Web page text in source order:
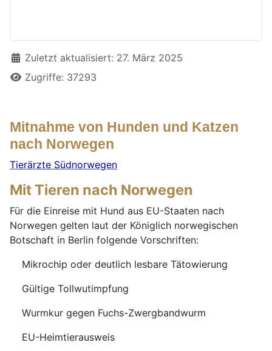
DetailsZuletzt aktualisiert: 27. März 2025
Zugriffe: 37293
Mitnahme von Hunden und Katzen
nach Norwegen
Tierärzte Südnorwegen
Mit Tieren nach Norwegen
Für die Einreise mit Hund aus EU-Staaten nach
Norwegen gelten laut der Königlich norwegischen
Botschaft in Berlin folgende Vorschriften:
Mikrochip oder deutlich lesbare Tätowierung
Gültige Tollwutimpfung
Wurmkur gegen Fuchs-Zwergbandwurm
EU-Heimtierausweis